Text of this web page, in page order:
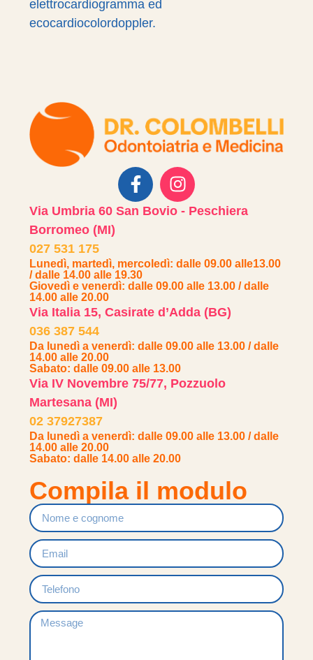
elettrocardiogramma ed
ecocardiocolordoppler.
Via Umbria 60 San Bovio - Peschiera
Borromeo (MI)
027 531 175
Lunedì, martedì, mercoledì: dalle 09.00 alle13.00
/ dalle 14.00 alle 19.30
Giovedì e venerdì: dalle 09.00 alle 13.00 / dalle
14.00 alle 20.00
Via Italia 15, Casirate d’Adda (BG)
036 387 544
Da lunedì a venerdì: dalle 09.00 alle 13.00 / dalle
14.00 alle 20.00
Sabato: dalle 09.00 alle 13.00
Via IV Novembre 75/77, Pozzuolo
Martesana (MI)
02 37927387
Da lunedì a venerdì: dalle 09.00 alle 13.00 / dalle
14.00 alle 20.00
Sabato: dalle 14.00 alle 20.00
Compila il modulo